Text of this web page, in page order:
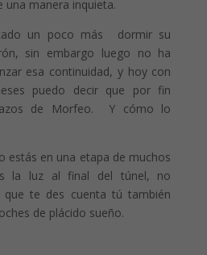
una manera inquieta.
un poco más dormir su
sin embargo luego no ha
esa continuidad, y hoy con
puedo decir que por fin
de Morfeo. Y cómo lo
estás en una etapa de muchos
la luz al final del túnel, no
que te des cuenta tú también
de plácido sueño.